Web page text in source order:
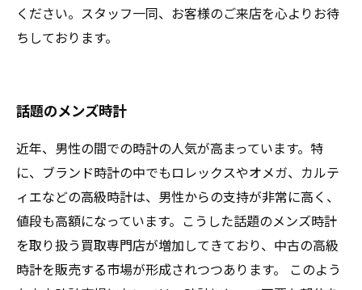
ください。スタッフ一同、お客様のご来店を心よりお待
ちしております。
話題のメンズ時計
近年、男性の間での時計の人気が高まっています。特
に、ブランド時計の中でもロレックスやオメガ、カルテ
ィエなどの高級時計は、男性からの支持が非常に高く、
値段も高額になっています。こうした話題のメンズ時計
を取り扱う買取専門店が増加してきており、中古の高級
時計を販売する市場が形成されつつあります。 このよう